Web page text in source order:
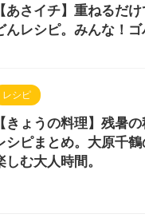
【あさイチ】重ねるだ
んレシピ。みんな！ゴ
レシピ
【きょうの料理】残暑
シピまとめ。大原千
しむ大人時間。